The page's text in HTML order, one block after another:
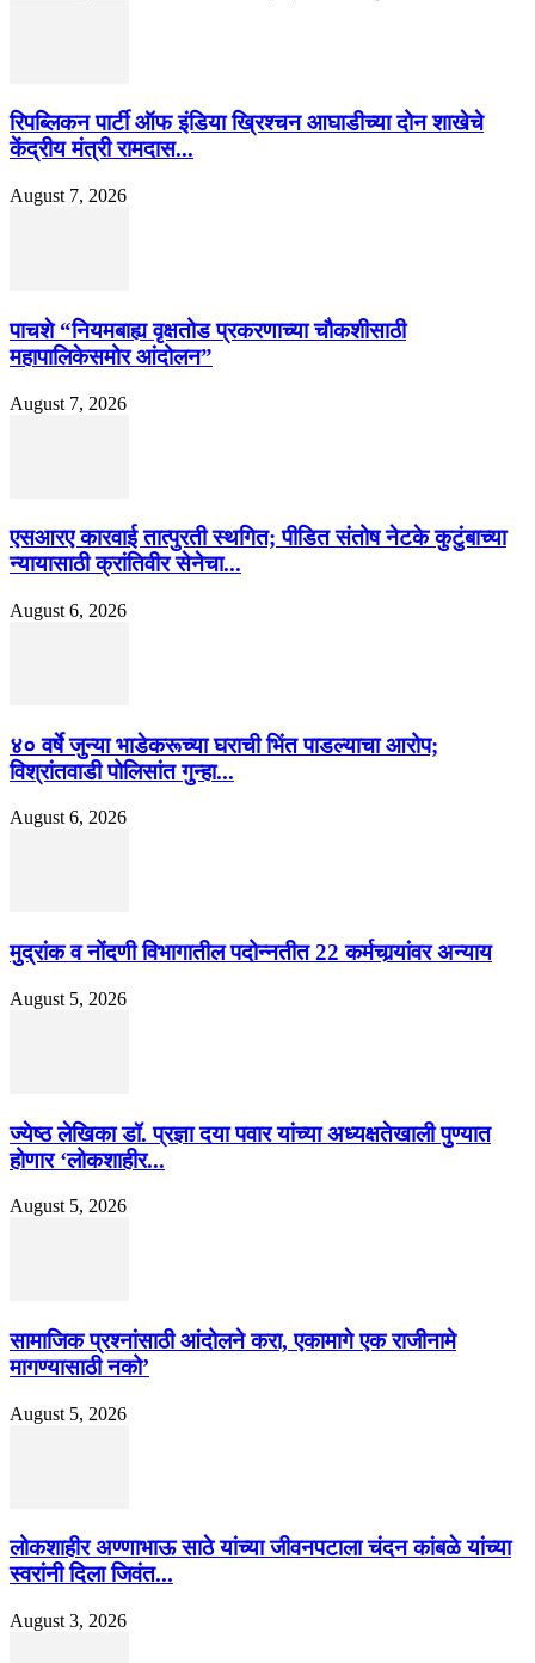
रिपब्लिकन पार्टी ऑफ इंडिया ख्रिश्चन आघाडीच्या दोन शाखेचे
केंद्रीय मंत्री रामदास...
August 7, 2026
पाचशे “नियमबाह्य वृक्षतोड प्रकरणाच्या चौकशीसाठी
महापालिकेसमोर आंदोलन”
August 7, 2026
एसआरए कारवाई तात्पुरती स्थगित; पीडित संतोष नेटके कुटुंबाच्या
न्यायासाठी क्रांतिवीर सेनेचा...
August 6, 2026
४० वर्षे जुन्या भाडेकरूच्या घराची भिंत पाडल्याचा आरोप;
विश्रांतवाडी पोलिसांत गुन्हा...
August 6, 2026
मुद्रांक व नोंदणी विभागातील पदोन्नतीत 22 कर्मचार्‍यांवर अन्याय
August 5, 2026
ज्येष्ठ लेखिका डॉ. प्रज्ञा दया पवार यांच्या अध्यक्षतेखाली पुण्यात
होणार ‘लोकशाहीर...
August 5, 2026
सामाजिक प्रश्नांसाठी आंदोलने करा, एकामागे एक राजीनामे
मागण्यासाठी नको’
August 5, 2026
लोकशाहीर अण्णाभाऊ साठे यांच्या जीवनपटाला चंदन कांबळे यांच्या
स्वरांनी दिला जिवंत...
August 3, 2026